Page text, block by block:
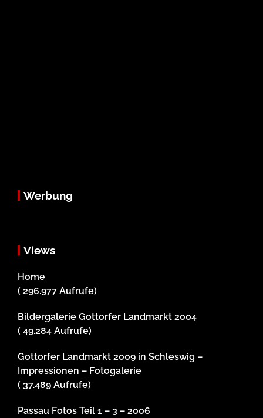
Werbung
Views
Home
( 296.977 Aufrufe)
Bildergalerie Gottorfer Landmarkt 2004
( 49.284 Aufrufe)
Gottorfer Landmarkt 2009 in Schleswig –
Impressionen – Fotogalerie
( 37.489 Aufrufe)
Passau Fotos Teil 1 – 3 – 2006